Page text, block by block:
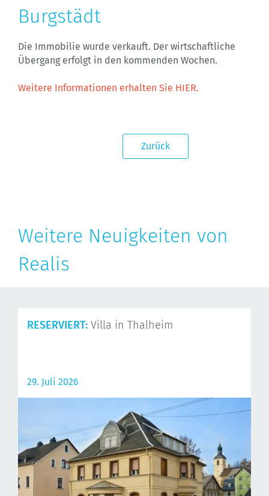
Burgstädt
Die Immobilie wurde verkauft. Der wirtschaftliche
Übergang erfolgt in den kommenden Wochen.
Weitere Informationen erhalten Sie HIER.
Zurück
Weitere Neuigkeiten von
Realis
RESERVIERT: Villa in Thalheim
29. Juli 2026